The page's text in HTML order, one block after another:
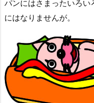
パンにはさまったいろ
にはなりませんが。